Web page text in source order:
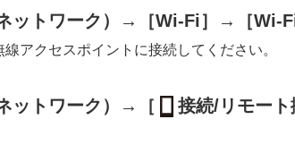
の推奨環境
パソコンを接続/切断する
からカメラを操作する
ットワーク ）→ ［Wi-Fi］ → ［Wi-
アクセスポイントに接続してください。
ットワーク ）→ ［ 接続/リモート